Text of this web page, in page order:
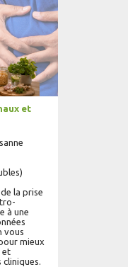
et
la prise
à une
vous
mieux
et